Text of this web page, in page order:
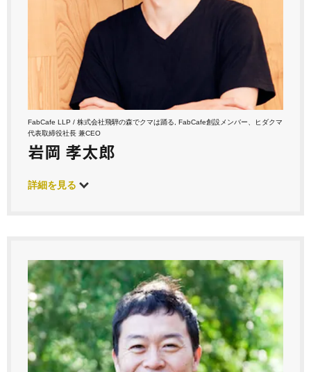
FabCafe LLP / 株式会社飛騨の森でクマは踊る, FabCafe創設メンバー、ヒダクマ
代表取締役社長 兼CEO
岩岡 孝太郎
詳細を見る